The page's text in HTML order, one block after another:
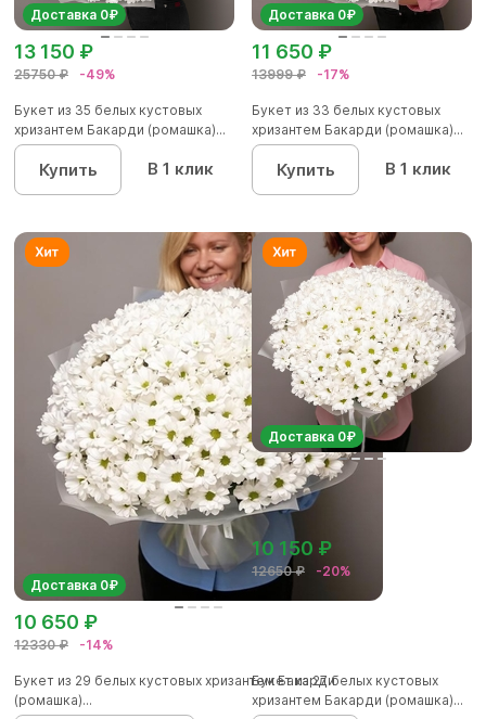
Доставка 0₽
25750 ₽ -49%
13 150 ₽
Букет из 35 белых кустовых
хризантем Бакарди (ромашка)...
Купить В 1 клик
Доставка 0₽
13999 ₽ -17%
11 650 ₽
Букет из 33 белых кустовых
хризантем Бакарди (ромашка)...
Купить В 1 клик
Доставка 0₽
12330 ₽ -14%
10 650 ₽
Букет из 29 белых кустовых хризантем Бакарди
(ромашка)...
Доставка 0₽
12650 ₽ -20%
10 150 ₽
Букет из 27 белых кустовых
хризантем Бакарди (ромашка)...